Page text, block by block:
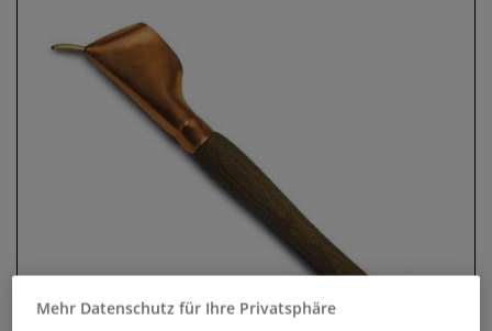
Mehr Datenschutz für Ihre Privatsphäre